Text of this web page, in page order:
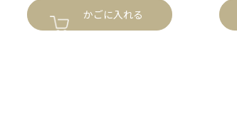
かごに入れる